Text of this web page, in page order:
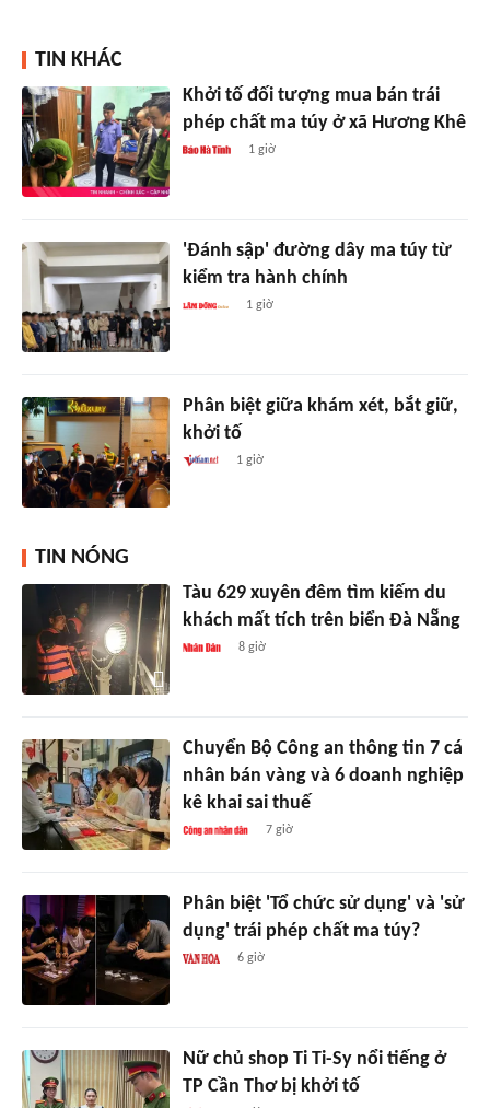
TIN KHÁC
Khởi tố đối tượng mua bán trái
phép chất ma túy ở xã Hương Khê
1 giờ
'Đánh sập' đường dây ma túy từ
kiểm tra hành chính
1 giờ
Phân biệt giữa khám xét, bắt giữ,
khởi tố
1 giờ
TIN NÓNG
Tàu 629 xuyên đêm tìm kiếm du
khách mất tích trên biển Đà Nẵng
8 giờ
Chuyển Bộ Công an thông tin 7 cá
nhân bán vàng và 6 doanh nghiệp
kê khai sai thuế
7 giờ
Phân biệt 'Tổ chức sử dụng' và 'sử
dụng' trái phép chất ma túy?
6 giờ
Nữ chủ shop Ti Ti-Sy nổi tiếng ở
TP Cần Thơ bị khởi tố